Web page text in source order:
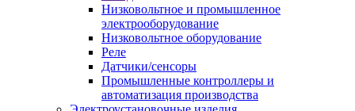
Низковольтное и промышленное
электрооборудование
Низковольтное оборудование
Реле
Датчики/сенсоры
Промышленные контроллеры и
автоматизация производства